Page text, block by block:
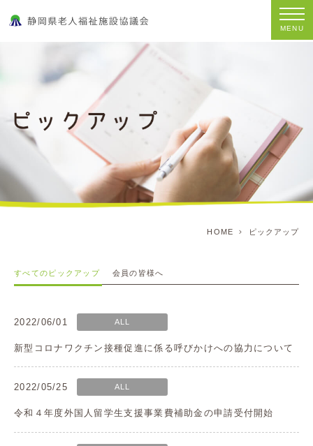
MENU
HOME ピックアップ
すべてのピックアップ 会員の皆様へ
2022/06/01 ALL
新型コロナワクチン接種促進に係る呼びかけへの協力について
2022/05/25 ALL
令和４年度外国人留学生支援事業費補助金の申請受付開始